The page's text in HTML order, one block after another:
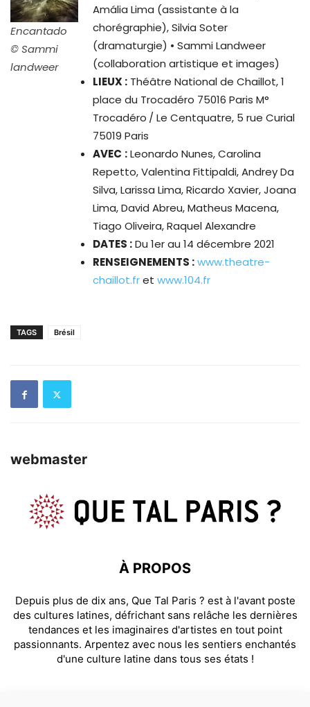
Encantado
© Sammi
landweer
Amália Lima (assistante à la
chorégraphie), Silvia Soter
(dramaturgie) • Sammi Landweer
(collaboration artistique et images)
LIEUX :Théâtre National de Chaillot, 1
place du Trocadéro 75016 Paris M°
Trocadéro / Le Centquatre, 5 rue Curial
75019 Paris
AVEC :Leonardo Nunes, Carolina
Repetto, Valentina Fittipaldi, Andrey Da
Silva, Larissa Lima, Ricardo Xavier, Joana
Lima, David Abreu, Matheus Macena,
Tiago Oliveira, Raquel Alexandre
DATES :Du 1er au 14 décembre 2021
RENSEIGNEMENTS : www.theatre-
chaillot.fret www.104.fr
TAGS Brésil
webmaster
À PROPOS
Depuis plus de dix ans, Que Tal Paris ? est à l'avant poste
des cultures latines, défrichant sans relâche les dernières
tendances et les imaginaires d'artistes en tout point
passionnants. Arpentez avec nous les sentiers enchantés
d'une culture latine dans tous ses états !